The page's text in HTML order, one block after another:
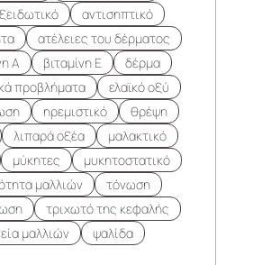
αντισηπτικό
ατέλειες του δέρματος
Α
βιταμίνη Ε
δέρμα
προβλήματα
ελαϊκό οξύ
ηρεμιστικό
θρέψη
λιπαρά οξέα
μαλακτικό
μύκητες
μυκητοστατικό
μαλλιών
τόνωση
τριχωτό της κεφαλής
μαλλιών
ψαλίδα